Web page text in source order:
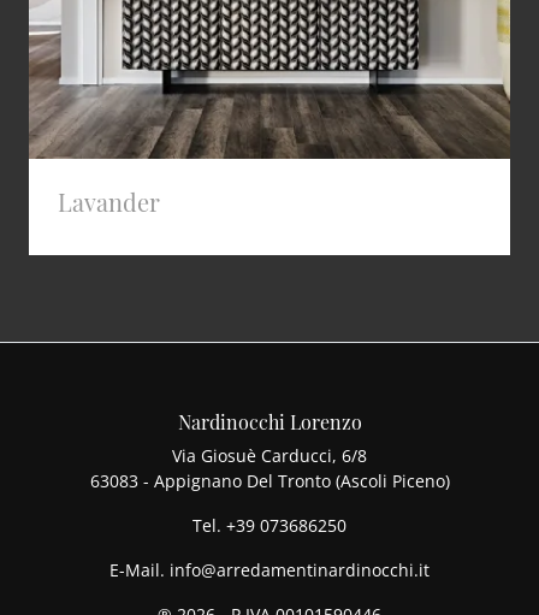
Lavander
Nardinocchi Lorenzo
Via Giosuè Carducci, 6/8
63083 - Appignano Del Tronto (Ascoli Piceno)
Tel. +39 073686250
E-Mail. info@arredamentinardinocchi.it